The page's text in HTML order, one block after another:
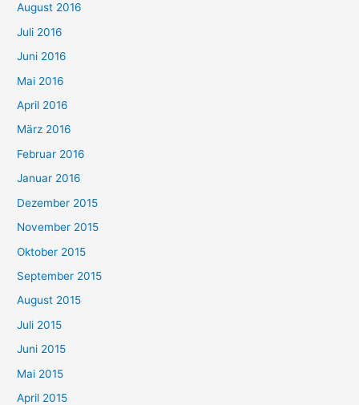
August 2016
Juli 2016
Juni 2016
Mai 2016
April 2016
März 2016
Februar 2016
Januar 2016
Dezember 2015
November 2015
Oktober 2015
September 2015
August 2015
Juli 2015
Juni 2015
Mai 2015
April 2015